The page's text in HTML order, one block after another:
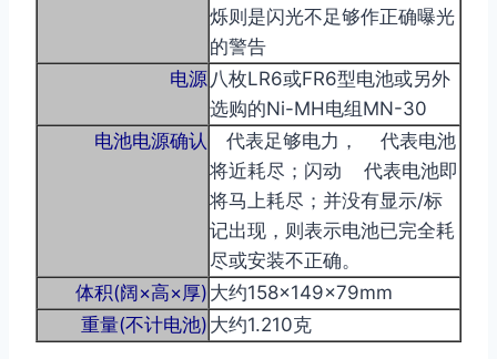
烁则是闪光不足够作正确曝光
的警告
电源 八枚LR6或FR6型电池或另外
选购的Ni-MH电组MN-30
电池电源确认
代表足够电力， 代表电池
将近耗尽；闪动 代表电池即
将马上耗尽；并没有显示/标
记出现，则表示电池已完全耗
尽或安装不正确。
体积(阔×高×厚) 大约158×149×79mm
重量(不计电池) 大约1.210克